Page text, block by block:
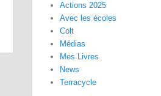
Actions 2025
Avec les écoles
Colt
Médias
Mes Livres
News
Terracycle